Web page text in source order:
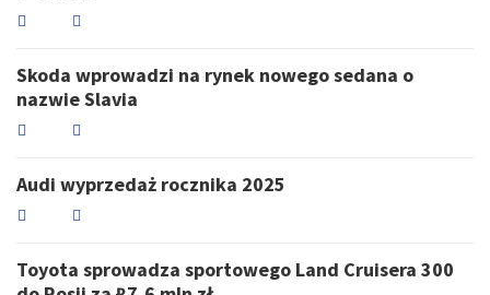
Skoda wprowadzi na rynek nowego sedana o
nazwie Slavia
Audi wyprzedaż rocznika 2025
Toyota sprowadza sportowego Land Cruisera 300